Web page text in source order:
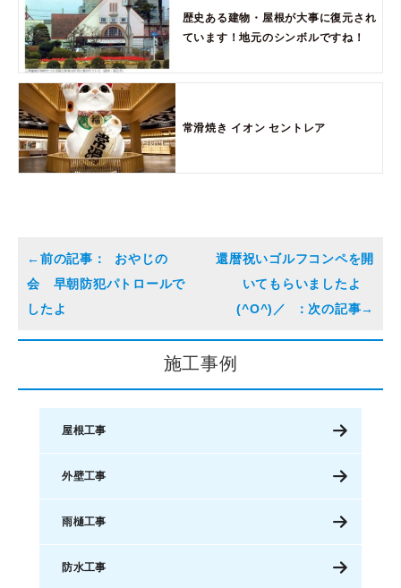
歴史ある建物・屋根が大事に復元され
ています！地元のシンボルですね！
常滑焼き イオン セントレア
おやじの
会 早朝防犯パトロールで
したよ
還暦祝いゴルフコンペを開
いてもらいましたよ
(^O^)／
施工事例
屋根工事
外壁工事
雨樋工事
防水工事